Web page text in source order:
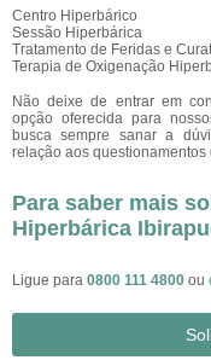
Centro Hiperbárico
Sessão Hiperbárica
Tratamento de Feridas e
Terapia de Oxigenação
Não deixe de entrar em
opção oferecida para
busca sempre sanar a
relação aos questionamentos
Para saber mais
Hiperbárica
Ligue para 0800 111 4800 ou